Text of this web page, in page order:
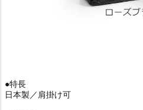
●特長
日本製／肩掛け可